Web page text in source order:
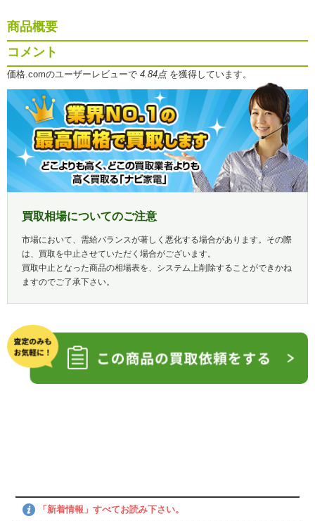
商品概要
コメント
価格.comのユーザーレビューで 4.84点を獲得しています。
買取相場についてのご注意
市場において、需給バランスが著しく悪化する場合があります。その際
は、買取を中止させていただく場合がございます。
買取中止となった商品の相場表を、システム上削除することができかね
ますのでご了承下さい。
「新着情報」すべてお読み下さい。